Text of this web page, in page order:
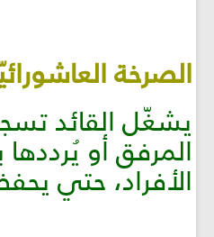
الصرخة العاشورائيّة (10
يشغّل القائد
المرفق أو
الأفراد، حتي